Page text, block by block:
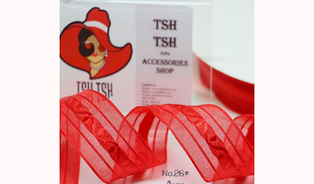
เครื่องประดับ SALE